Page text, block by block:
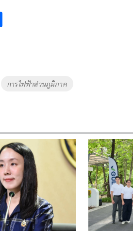
การไฟฟ้าส่วนภูมิภาค